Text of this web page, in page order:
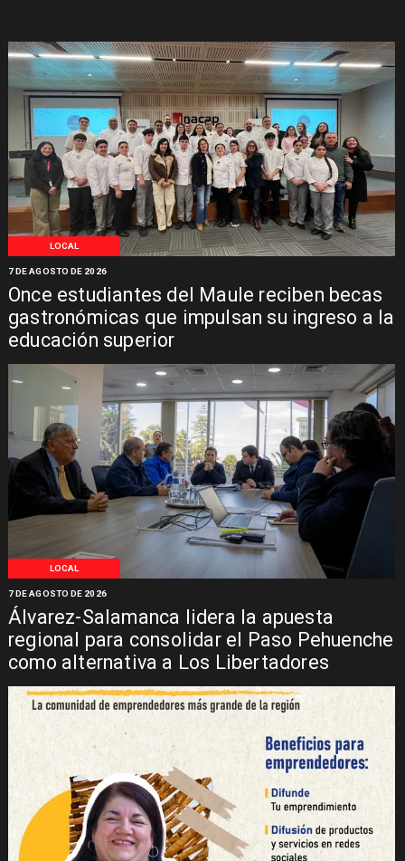
LOCAL
Once estudiantes del Maule reciben becas
gastronómicas que impulsan su ingreso a la
educación superior
7 DE AGOSTO DE 2026
LOCAL
Álvarez-Salamanca lidera la apuesta
regional para consolidar el Paso Pehuenche
como alternativa a Los Libertadores
7 DE AGOSTO DE 2026